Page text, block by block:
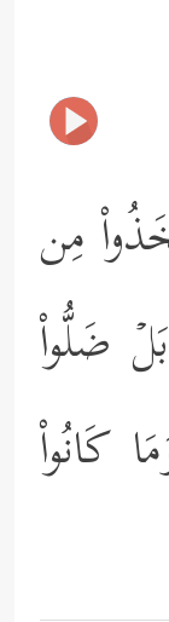
مِن
ضَلُّواْ
كَانُواْ